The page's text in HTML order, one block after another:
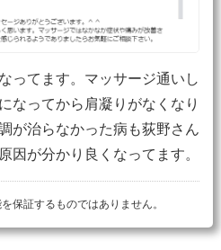
ってます。マッサージ通いし
なってから肩凝りがなくなり
が治らなかった病も荻野さん
因が分かり良くなってます。
保証するものではありません。